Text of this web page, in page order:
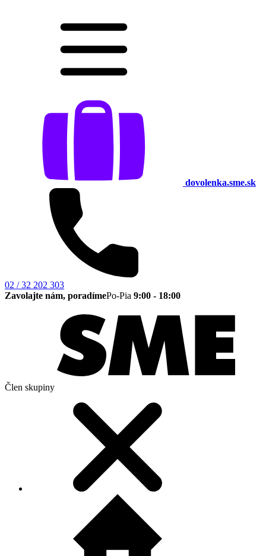
dovolenka.sme.sk
02 / 32 202 303
Zavolajte nám, poradímePo-Pia 9:00 - 18:00
Člen skupiny